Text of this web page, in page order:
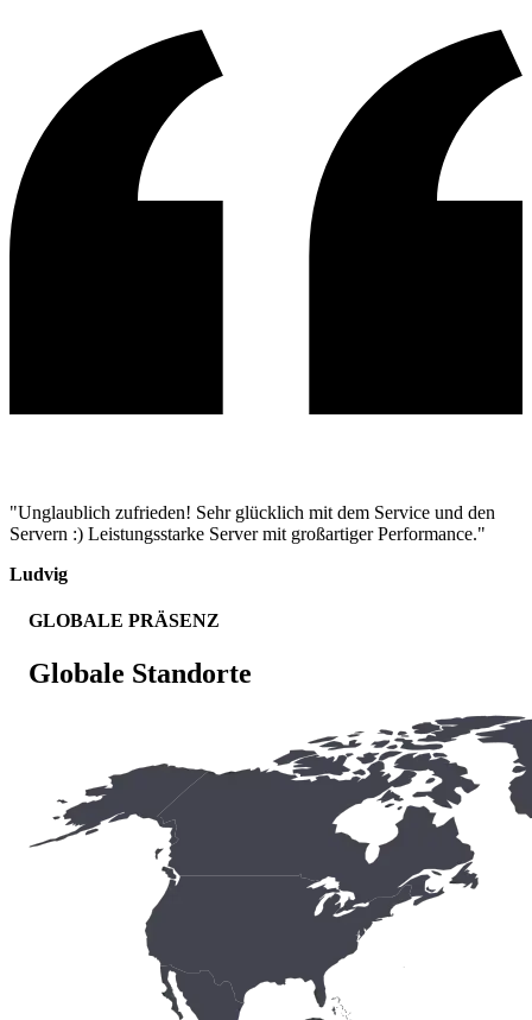
"Unglaublich zufrieden! Sehr glücklich mit dem Service und den
Servern :) Leistungsstarke Server mit großartiger Performance."
Ludvig
GLOBALE PRÄSENZ
Globale Standorte